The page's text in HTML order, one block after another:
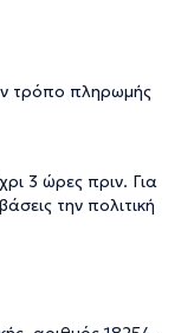
τρόπο πληρωμής
3 ώρες πριν. Για
την πολιτική